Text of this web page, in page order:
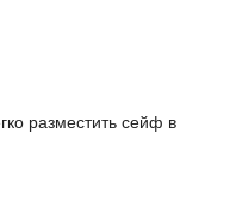
разместить сейф в